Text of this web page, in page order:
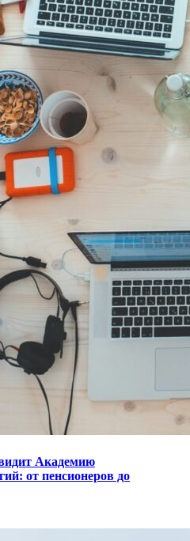
Академию
от пенсионеров до